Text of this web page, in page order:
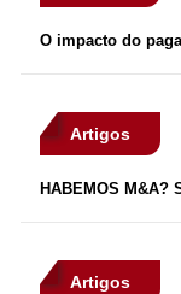
O impacto do
Artigos
HABEMOS M&A?
Artigos